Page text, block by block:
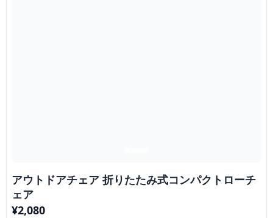
アウトドアチェア 折りたたみ式コンパクトローチ
ェア
¥2,080